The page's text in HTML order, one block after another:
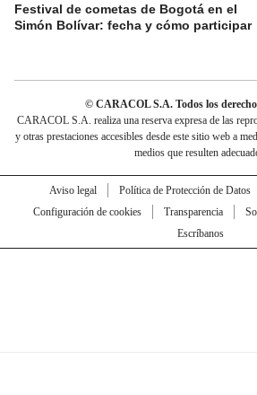
Festival de cometas de Bogotá en el
Simón Bolívar: fecha y cómo participar
© CARACOL S.A. Todos los
CARACOL S.A. realiza una reserva expresa de las
y otras prestaciones accesibles desde este sitio web a
medios que resulten
Aviso legal Política de Protección de Datos
Configuración de cookies
Transparencia
Escríbanos